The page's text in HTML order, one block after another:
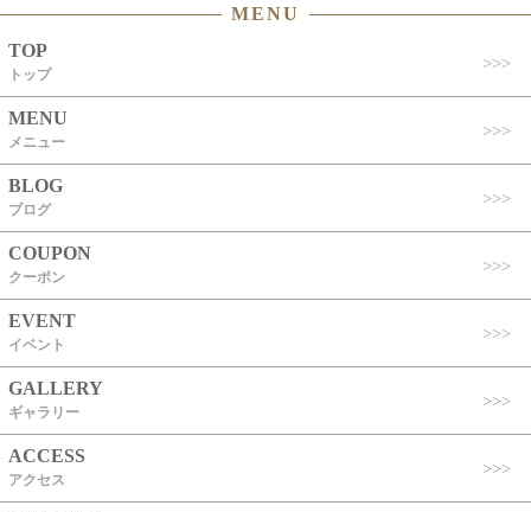
MENU
TOP
トップ
MENU
メニュー
BLOG
ブログ
COUPON
クーポン
EVENT
イベント
GALLERY
ギャラリー
ACCESS
アクセス